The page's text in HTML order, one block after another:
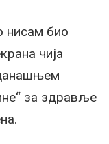
нисам био
чија
за здравље